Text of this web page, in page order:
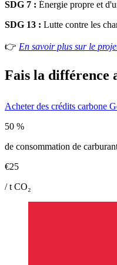
SDG 7 : Énergie propre et
SDG 13 : Lutte contre les
👉 En savoir plus sur le
Fais la différence
Acheter des crédits carbone
50 %
de consommation de
€25
/ t CO₂